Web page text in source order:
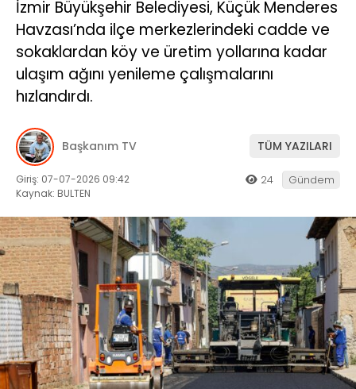
İzmir Büyükşehir Belediyesi, Küçük Menderes
Havzası’nda ilçe merkezlerindeki cadde ve
sokaklardan köy ve üretim yollarına kadar
ulaşım ağını yenileme çalışmalarını
hızlandırdı.
Başkanım TV TÜM YAZILARI
Giriş: 07-07-2026 09:42
Kaynak: BULTEN
24 Gündem